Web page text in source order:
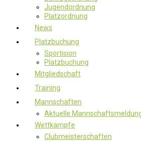
Jugendordnung
Platzordnung
News
Platzbuchung
Sportision
Platzbuchung
Mitgliedschaft
Training
Mannschaften
Aktuelle
Wettkämpfe
Clubmeisterschaften